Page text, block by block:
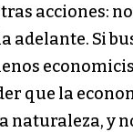
acciones:
adelante. Si
que la
naturaleza, y